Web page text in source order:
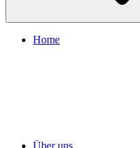
Home
Über uns